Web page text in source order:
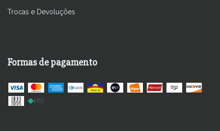
Trocas e Devoluções
Formas de pagamento